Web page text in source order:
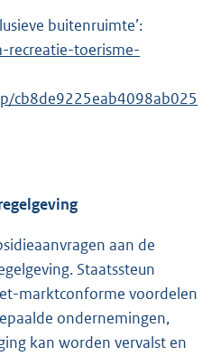
buitenruimte’:
e
n
k
:
toerisme-
cb8de9225eab4098ab025
aan de
Staatssteun
marktconforme voordelen
ondernemingen,
kan worden vervalst en